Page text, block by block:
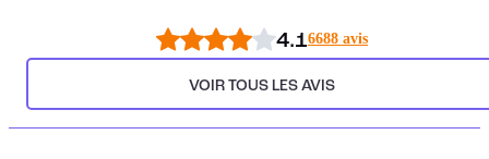
4.16688 avis
VOIR TOUS LES AVIS